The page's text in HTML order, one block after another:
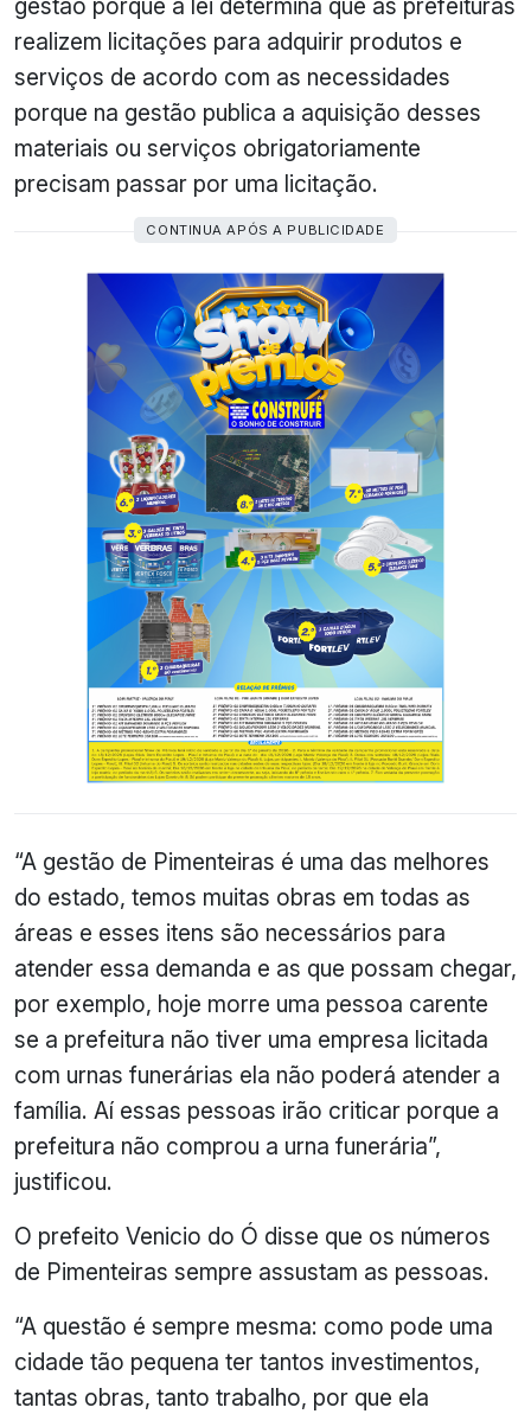
gestão porque a lei determina que as prefeituras
realizem licitações para adquirir produtos e
serviços de acordo com as necessidades
porque na gestão publica a aquisição desses
materiais ou serviços obrigatoriamente
precisam passar por uma licitação.
CONTINUA APÓS A PUBLICIDADE
“A gestão de Pimenteiras é uma das melhores
do estado, temos muitas obras em todas as
áreas e esses itens são necessários para
atender essa demanda e as que possam chegar,
por exemplo, hoje morre uma pessoa carente
se a prefeitura não tiver uma empresa licitada
com urnas funerárias ela não poderá atender a
família. Aí essas pessoas irão criticar porque a
prefeitura não comprou a urna funerária”,
justificou.
O prefeito Venicio do Ó disse que os números
de Pimenteiras sempre assustam as pessoas.
“A questão é sempre mesma: como pode uma
cidade tão pequena ter tantos investimentos,
tantas obras, tanto trabalho, por que ela